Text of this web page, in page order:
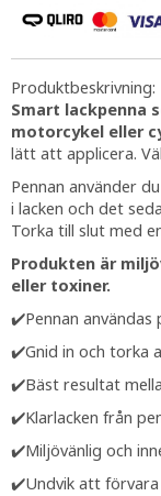
Produktbeskrivning:
Smart lackpenna
motorcykel eller
lätt att applicera.
Pennan använder
i lacken och det
Torka till slut med
Produkten är
eller toxiner.
✔️Pennan användas
✔️Gnid in och torka
✔️Bäst resultat
✔️Klarlacken från
✔️Miljövänlig och
✔️Undvik att förvara